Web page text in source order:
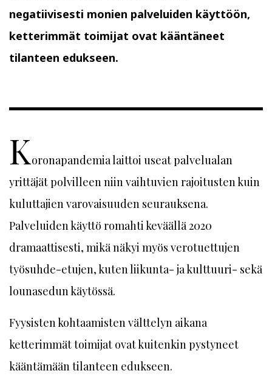
negatiivisesti monien palveluiden käyttöön,
ketterimmät toimijat ovat kääntäneet
tilanteen edukseen.
Koronapandemia laittoi useat palvelualan
yrittäjät polvilleen niin vaihtuvien rajoitusten kuin
kuluttajien varovaisuuden seurauksena.
Palveluiden käyttö romahti keväällä 2020
dramaattisesti, mikä näkyi myös verotuettujen
työsuhde-etujen, kuten liikunta- ja kulttuuri- sekä
lounasedun käytössä.
Fyysisten kohtaamisten välttelyn aikana
ketterimmät toimijat ovat kuitenkin pystyneet
kääntämään tilanteen edukseen.